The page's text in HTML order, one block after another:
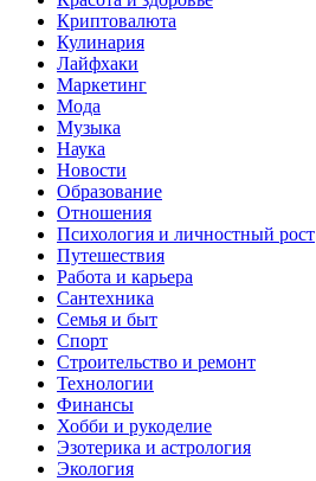
Криптовалюта
Кулинария
Лайфхаки
Маркетинг
Мода
Музыка
Наука
Новости
Образование
Отношения
Психология и личностный рост
Путешествия
Работа и карьера
Сантехника
Семья и быт
Спорт
Строительство и ремонт
Технологии
Финансы
Хобби и рукоделие
Эзотерика и астрология
Экология